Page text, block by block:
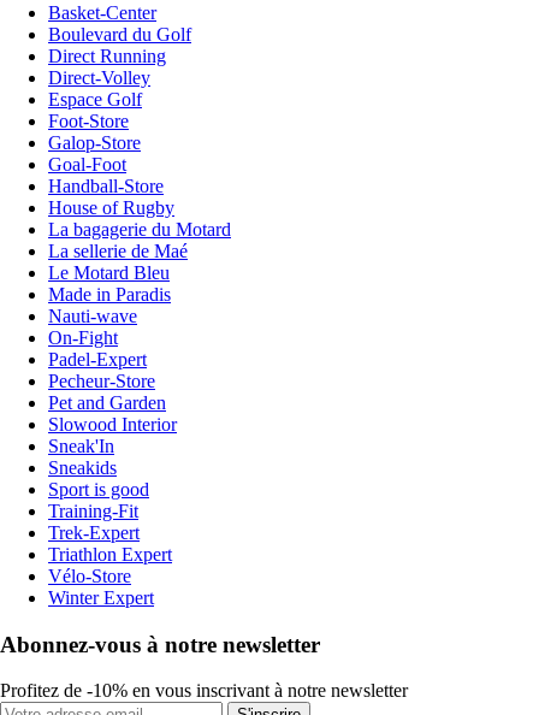
Basket-Center
Boulevard du Golf
Direct Running
Direct-Volley
Espace Golf
Foot-Store
Galop-Store
Goal-Foot
Handball-Store
House of Rugby
La bagagerie du Motard
La sellerie de Maé
Le Motard Bleu
Made in Paradis
Nauti-wave
On-Fight
Padel-Expert
Pecheur-Store
Pet and Garden
Slowood Interior
Sneak'In
Sneakids
Sport is good
Training-Fit
Trek-Expert
Triathlon Expert
Vélo-Store
Winter Expert
Abonnez-vous à notre newsletter
Profitez de -10% en vous inscrivant à notre newsletter